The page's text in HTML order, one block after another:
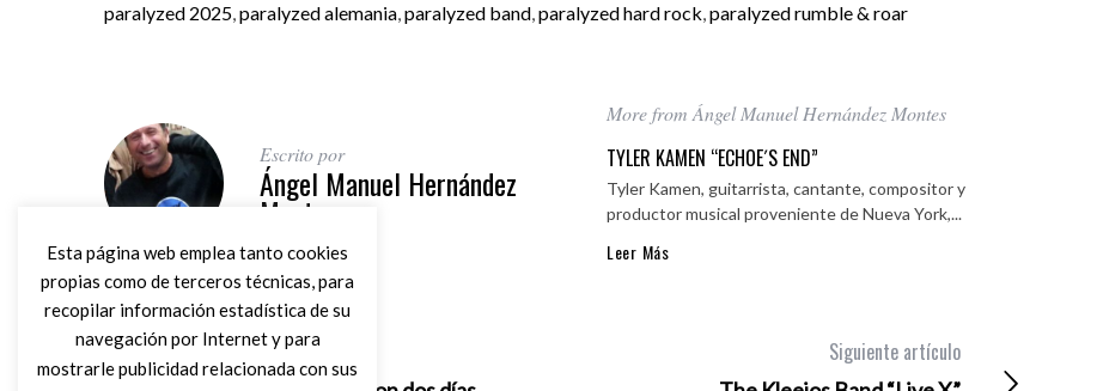
paralyzed 2025,paralyzed alemania,paralyzed band,paralyzed hard rock,paralyzed rumble & roar
Escrito por
Ángel Manuel Hernández
Montes
More from Ángel Manuel Hernández Montes
TYLER KAMEN “ECHOE´S END”
Tyler Kamen, guitarrista, cantante, compositor y
productor musical proveniente de Nueva York,...
Leer Más
Artículo anterior Siguiente artículo
Esta página web emplea tanto cookies
propias como de terceros técnicas, para
recopilar información estadística de su
navegación por Internet y para
mostrarle publicidad relacionada con sus